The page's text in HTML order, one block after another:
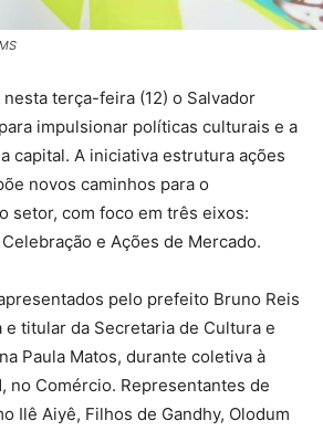
terça-feira (12) o Salvador
impulsionar políticas culturais e a
capital. A iniciativa estrutura ações
novos caminhos para o
setor, com foco em três eixos:
e Ações de Mercado.
pelo prefeito Bruno Reis
titular da Secretaria de Cultura e
Paula Matos, durante coletiva à
no Comércio. Representantes de
Ilê Aiyê, Filhos de Gandhy, Olodum